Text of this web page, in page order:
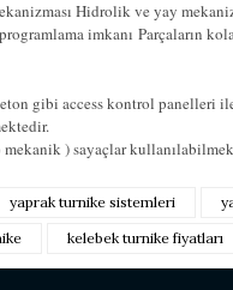
Hidrolik ve yay
imkanı Parçaların
gibi access kontrol panelleri
) sayaçlar
yaprak turnike sistemleri
kelebek turnike fiyatları